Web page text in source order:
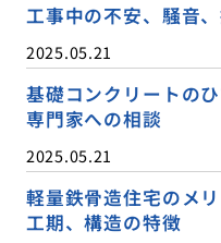
工事中の不安、騒音
2025.05.21
基礎コンクリートの
専門家への相談
2025.05.21
軽量鉄骨造住宅のメ
工期、構造の特徴